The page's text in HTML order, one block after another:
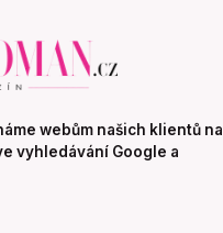
webům našich klientů na
vyhledávání Google a